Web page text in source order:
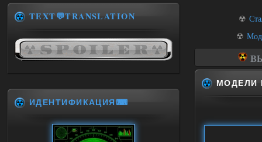
☢
☢
МОДЕЛИ
TEXT💬TRANSLATION
ИДЕНТИФИКАЦИЯ⌨